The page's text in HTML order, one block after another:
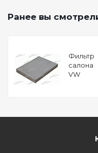
Ранее вы
Фильтр
салона
VW